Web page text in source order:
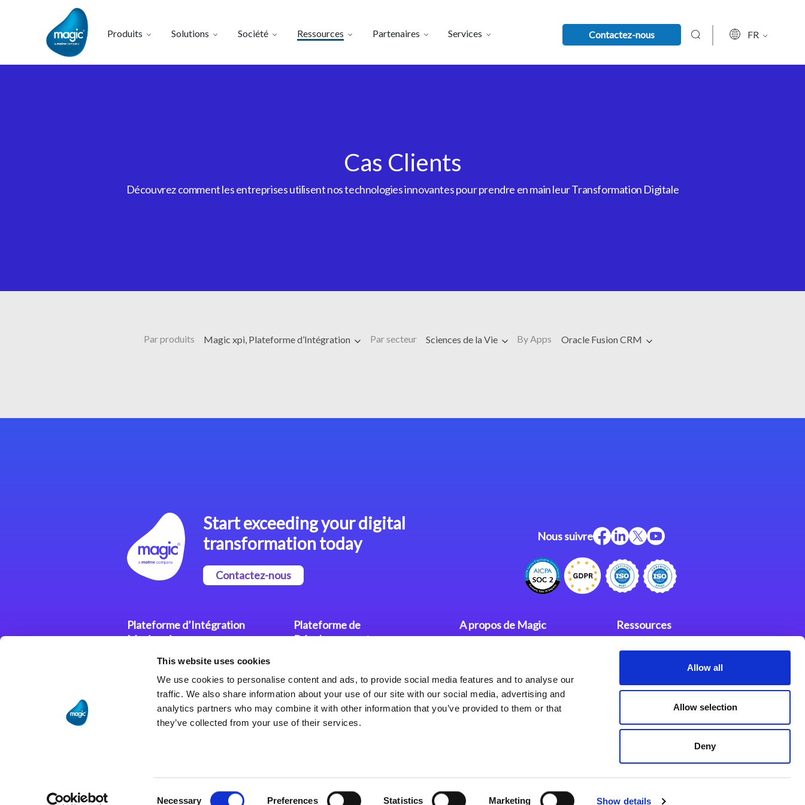
This website uses cookies
We use cookies to personalise content and ads, to provide social media features and to analyse our
traffic. We also share information about your use of our site with our social media, advertising and
analytics partners who may combine it with other information that you’ve provided to them or that
they’ve collected from your use of their services.
Necessary Preferences Statistics Marketing Show details
Allow all
Allow selection
Deny
Produits Solutions Société Ressources Partenaires Services Contactez-nous FR
Cas Clients
Découvrez comment les entreprises utilisent nos technologies innovantes pour prendre en main leur Transformation Digitale
Par produits Magic xpi, Plateforme d’Intégration Par secteur Sciences de la Vie By Apps Oracle Fusion CRM
Start exceeding your digital
transformation today
Contactez-nous
Nous suivre
Plateforme d’Intégration
Magic xpi
Plateformes d’Intégration
Solutions d’Intégration
Plateforme de
Développement
xpa
Framework Web pour Magic
xpa
A propos de Magic
Politique de Confidentialité
Ressources
Support
Partenaires